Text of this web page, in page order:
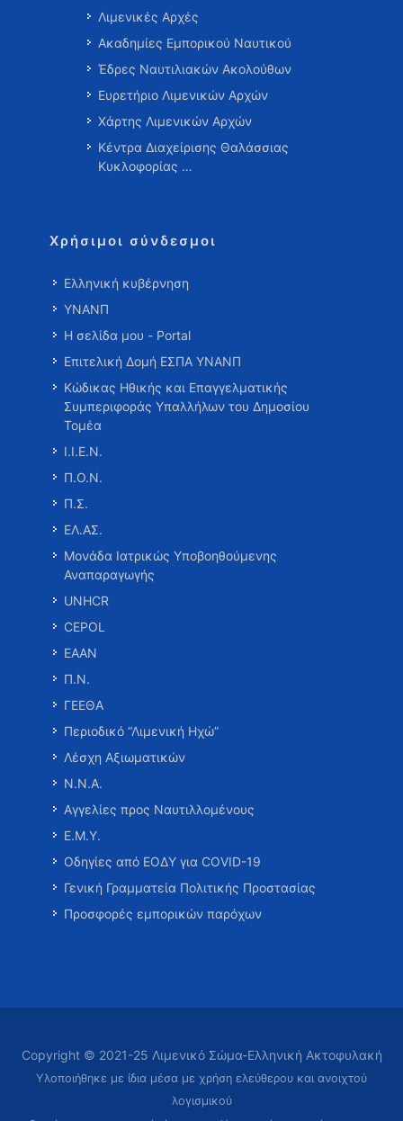
Λιμενικές Αρχές
Ακαδημίες Εμπορικού Ναυτικού
Έδρες Ναυτιλιακών Ακολούθων
Ευρετήριο Λιμενικών Αρχών
Χάρτης Λιμενικών Αρχών
Κέντρα Διαχείρισης Θαλάσσιας
Κυκλοφορίας …
Χρήσιμοι σύνδεσμοι
Ελληνική κυβέρνηση
ΥΝΑΝΠ
Η σελίδα μου - Portal
Επιτελική Δομή ΕΣΠΑ ΥΝΑΝΠ
Κώδικας Ηθικής και Επαγγελματικής
Συμπεριφοράς Υπαλλήλων του Δημοσίου
Τομέα
Ι.Ι.Ε.Ν.
Π.Ο.Ν.
Π.Σ.
ΕΛ.ΑΣ.
Μονάδα Ιατρικώς Υποβοηθούμενης
Αναπαραγωγής
UNHCR
CEPOL
ΕΑΑΝ
Π.Ν.
ΓΕΕΘΑ
Περιοδικό “Λιμενική Ηχώ”
Λέσχη Αξιωματικών
Ν.Ν.Α.
Αγγελίες προς Ναυτιλλομένους
Ε.Μ.Υ.
Οδηγίες από ΕΟΔΥ για COVID-19
Γενική Γραμματεία Πολιτικής Προστασίας
Προσφορές εμπορικών παρόχων
Copyright © 2021-25 Λιμενικό Σώμα-Ελληνική Ακτοφυλακή
Υλοποιήθηκε με ίδια μέσα με χρήση ελεύθερου και ανοιχτού
λογισμικού